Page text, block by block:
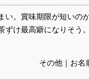
い。賞味期限が短いの
ずけ最高癖になりそう
その他｜お名